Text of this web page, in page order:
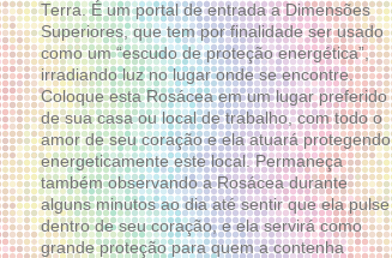
Terra. É um portal de entrada a Dimensões
Superiores, que tem por finalidade ser usado
como um “escudo de proteção energética”,
irradiando luz no lugar onde se encontre.
Coloque esta Rosácea em um lugar preferido
de sua casa ou local de trabalho, com todo o
amor de seu coração e ela atuará protegendo
energeticamente este local. Permaneça
também observando a Rosácea durante
alguns minutos ao dia até sentir que ela pulse
dentro de seu coração, e ela servirá como
grande proteção para quem a contenha